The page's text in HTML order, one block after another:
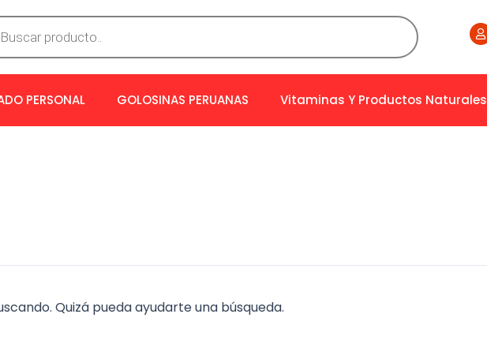
PERSONAL GOLOSINAS PERUANAS Vitaminas Y Productos Naturales
Quizá pueda ayudarte una búsqueda.